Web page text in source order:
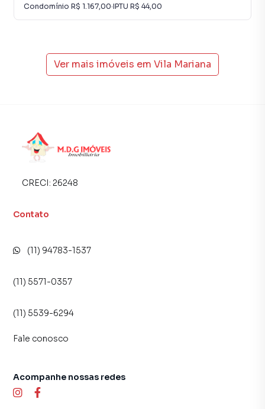
Condomínio R$ 1.167,00·IPTU R$ 44,00
Ver mais imóveis em Vila Mariana
CRECI: 26248
Contato
(11) 94783-1537
(11) 5571-0357
(11) 5539-6294
Fale conosco
Acompanhe nossas redes